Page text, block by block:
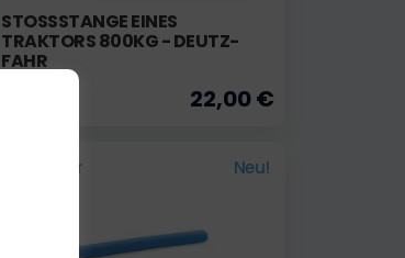
STOSSSTANGE EINES T
RAKTORS 800KG - DEUTZ-F
AHR
22,00 €
Auf Lager Neu!